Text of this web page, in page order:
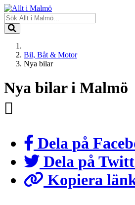
Bil, Båt & Motor
Nya bilar
Nya bilar i Malmö
Dela på
Dela på
Kopiera